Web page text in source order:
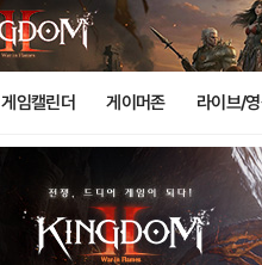
게임캘린더 게이머존 라이브/